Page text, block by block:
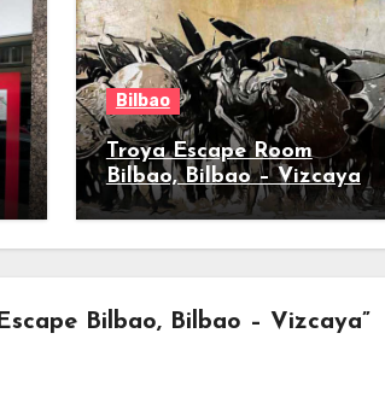
Bilbao
Troya Escape Room
Bilbao, Bilbao – Vizcaya
Bilbao, Bilbao – Vizcaya”